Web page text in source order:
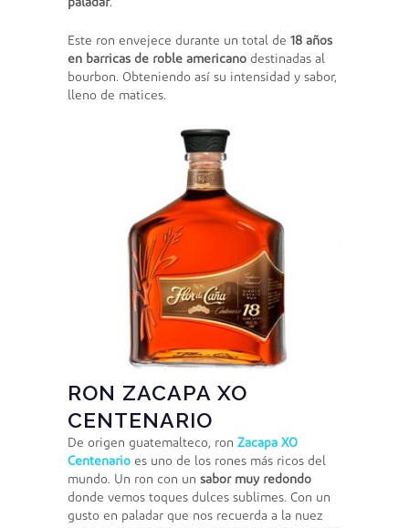
Este ron envejece durante un total de 18 años
en barricas de roble americano destinadas al
bourbon. Obteniendo así su intensidad y sabor,
lleno de matices.
RON ZACAPA XO
CENTENARIO
De origen guatemalteco, ron Zacapa XO
Centenario es uno de los rones más ricos del
mundo. Un ron con un sabor muy redondo
donde vemos toques dulces sublimes. Con un
gusto en paladar que nos recuerda a la nuez